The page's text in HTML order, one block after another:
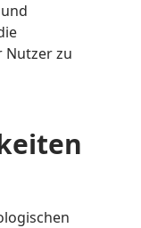
Nutzer zu